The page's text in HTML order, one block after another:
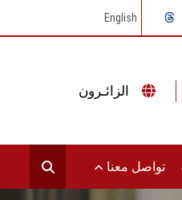
English
تواصل معنا